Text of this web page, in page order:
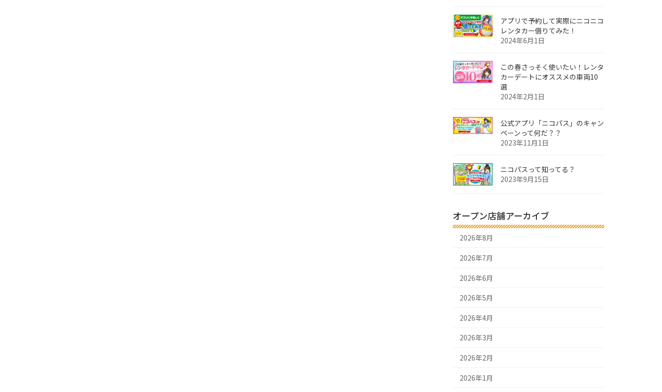
アプリで予約して実際にニコニコ
レンタカー借りてみた！
2024年6月1日
この春さっそく使いたい！レンタ
カーデートにオススメの車両10
選
2024年2月1日
公式アプリ「ニコパス」のキャン
ペーンって何だ？？
2023年11月1日
ニコパスって知ってる？
2023年9月15日
オープン店舗アーカイブ
2026年8月
2026年7月
2026年6月
2026年5月
2026年4月
2026年3月
2026年2月
2026年1月